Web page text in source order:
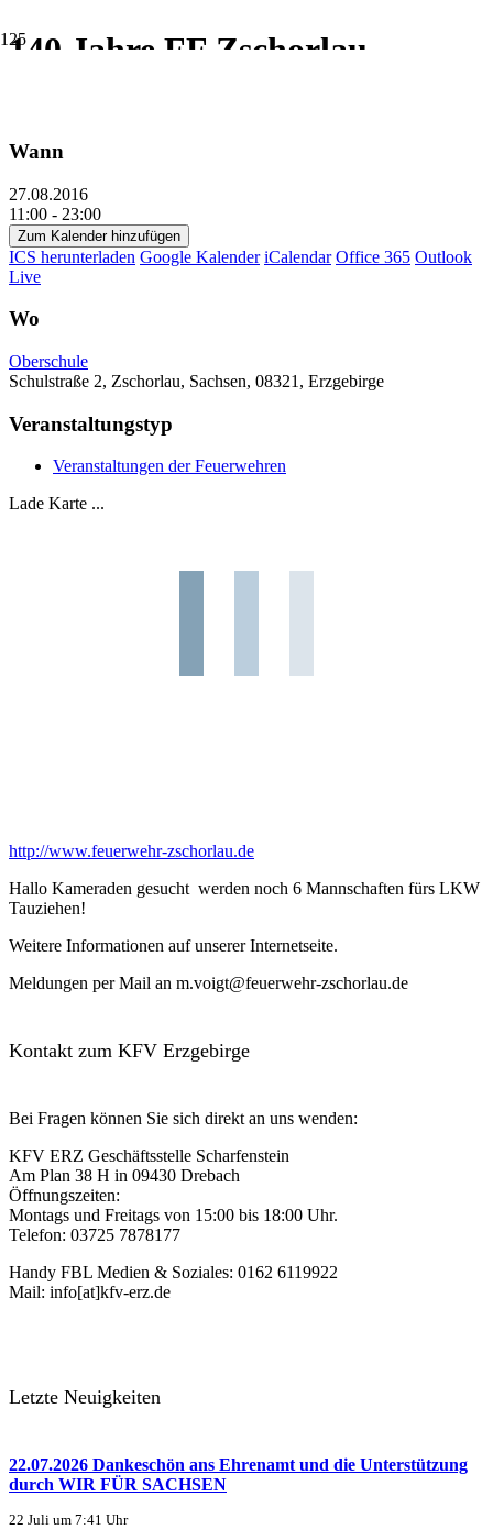
140 Jahre FF Zschorlau
Wann
27.08.2016
11:00 - 23:00
Zum Kalender hinzufügen
ICS herunterladen Google Kalender iCalendar Office 365 Outlook
Live
Wo
Oberschule
Schulstraße 2, Zschorlau, Sachsen, 08321, Erzgebirge
Veranstaltungstyp
Veranstaltungen der Feuerwehren
Lade Karte ...
http://www.feuerwehr-zschorlau.de
Hallo Kameraden gesucht werden noch 6 Mannschaften fürs LKW
Tauziehen!
Weitere Informationen auf unserer Internetseite.
Meldungen per Mail an m.voigt@feuerwehr-zschorlau.de
Kontakt zum KFV Erzgebirge
Bei Fragen können Sie sich direkt an uns wenden:
KFV ERZ Geschäftsstelle Scharfenstein
Am Plan 38 H in 09430 Drebach
Öffnungszeiten:
Montags und Freitags von 15:00 bis 18:00 Uhr.
Telefon: 03725 7878177
Handy FBL Medien & Soziales: 0162 6119922
Mail: info[at]kfv-erz.de
Letzte Neuigkeiten
22.07.2026 Dankeschön ans Ehrenamt und die Unterstützung
durch WIR FÜR SACHSEN
22 Juli um 7:41 Uhr